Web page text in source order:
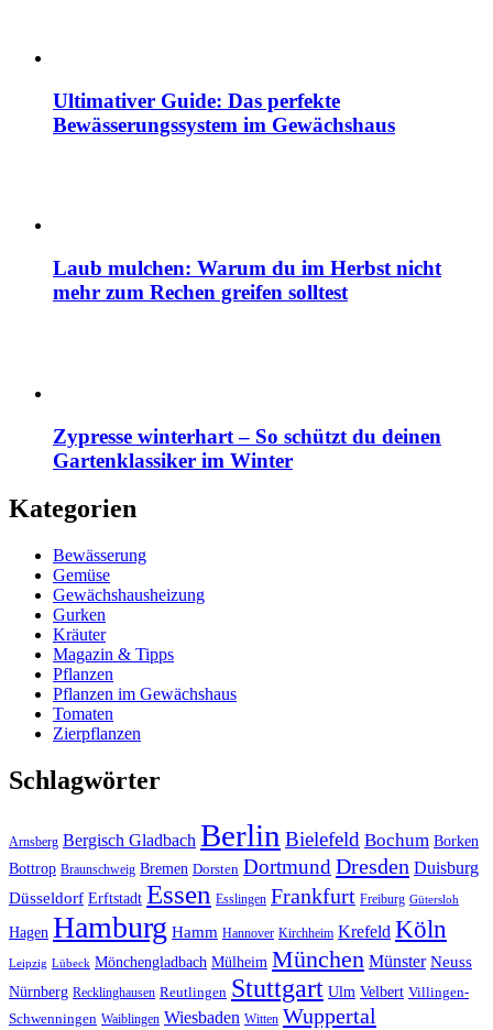
Ultimativer Guide: Das perfekte
Bewässerungssystem im Gewächshaus
Laub mulchen: Warum du im Herbst nicht
mehr zum Rechen greifen solltest
Zypresse winterhart – So schützt du deinen
Gartenklassiker im Winter
Kategorien
Bewässerung
Gemüse
Gewächshausheizung
Gurken
Kräuter
Magazin & Tipps
Pflanzen
Pflanzen im Gewächshaus
Tomaten
Zierpflanzen
Schlagwörter
Arnsberg Bergisch Gladbach Berlin Bielefeld Bochum Borken
Bottrop Braunschweig Bremen Dorsten Dortmund Dresden Duisburg
Düsseldorf Erftstadt Essen Esslingen Frankfurt Freiburg Gütersloh
Hagen Hamburg Hamm Hannover Kirchheim Krefeld Köln
Leipzig Lübeck Mönchengladbach Mülheim München Münster Neuss
Nürnberg Recklinghausen Reutlingen Stuttgart Ulm Velbert Villingen-
Schwenningen Waiblingen Wiesbaden Witten Wuppertal